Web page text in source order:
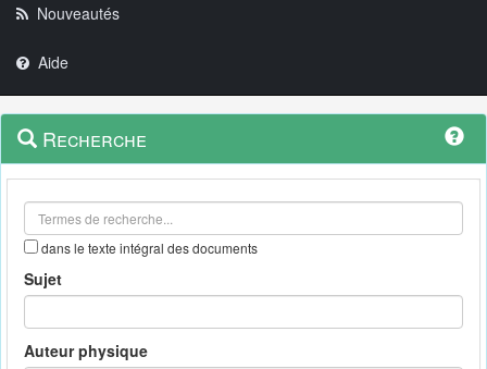
Nouveautés
Aide
Navigation
outils
Menu
contextuel
Recherche
dans le texte intégral des documents
Sujet
Auteur physique